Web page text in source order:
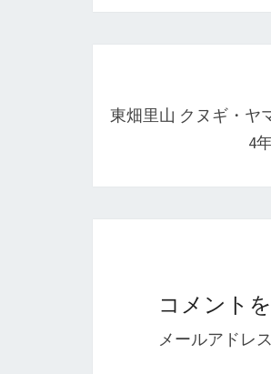
ナ
ゲ
ー
東畑里山 クヌギ・ヤ
4
コメント
メールアドレ